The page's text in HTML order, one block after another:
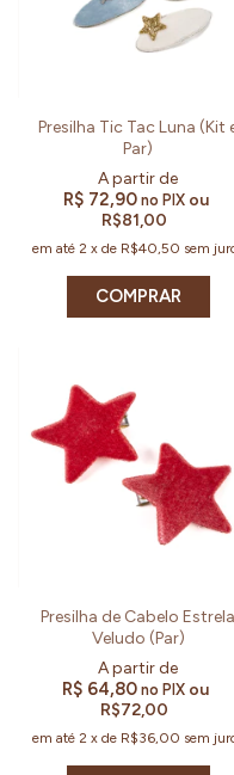
Presilha Tic Tac Luna (Kit
Par)
R$ 72,90no PIX ou
R$81,00
em até2 xde R$40,50 sem
COMPRAR
Presilha de Cabelo Estrela
Veludo (Par)
R$ 64,80 no PIX ou
R$72,00
em até2 xde R$36,00 sem